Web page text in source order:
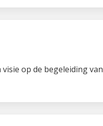
op de begeleiding van